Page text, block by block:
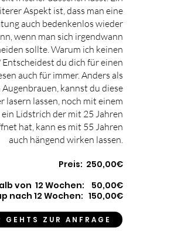
Aspekt ist, dass man eine
auch bedenkenlos wieder
wenn man sich irgendwann
sollte. Warum ich keinen
du dich für einen
auch für immer. Anders als
kannst du diese
lasern lassen, noch mit einem
Lidstrich der mit 25 Jahren
hat, kann es mit 55 Jahren
auch hängend wirken lassen.
Preis: 250,00€
von 12 Wochen: 50,00€
nach 12 Wochen: 150,00€
GEHTS ZUR ANFRAGE